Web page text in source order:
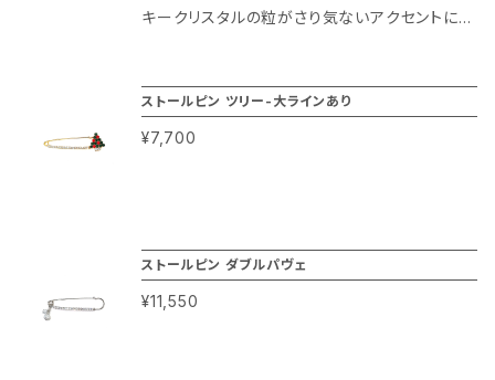
い他、帽子やコートのアクセントに使用しても素
キークリスタルの粒がさり気ないアクセントにな
奢なので薄手のカーディガン等の上着を留めた
り、襟や胸元に着けてブローチ風にしてお楽しみ
ストールピン ツリー-大ラインあり
¥7,700
ストールピン ダブルパヴェ
¥11,550